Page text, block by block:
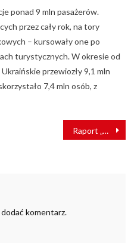
ponad 9 mln pasażerów.
przez cały rok, na tory
– kursowały one po
turystycznych. W okresie od
przewiozły 9,1 mln
7,4 mln osób, z
Raport „Transport intermodalny. Automatyzacja, technologia, infrastruktura i tabor” już dostępny!
dodać komentarz.